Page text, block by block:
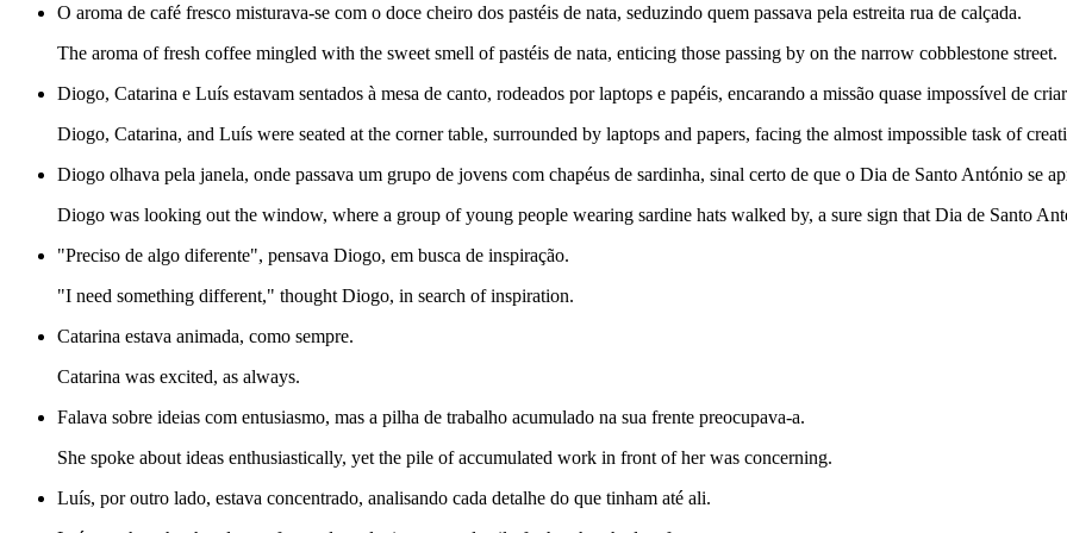
O aroma de café fresco misturava-se com o doce cheiro dos pastéis de nata, seduzindo quem passava pela estreita rua de calçada.
The aroma of fresh coffee mingled with the sweet smell of pastéis de nata, enticing those passing by on the narrow cobblestone street.
Diogo, Catarina e Luís estavam sentados à mesa de canto, rodeados por laptops e papéis, encarando a missão quase impossível de
Diogo, Catarina, and Luís were seated at the corner table, surrounded by laptops and papers, facing the almost impossible task of
Diogo olhava pela janela, onde passava um grupo de jovens com chapéus de sardinha, sinal certo de que o Dia de Santo António se
Diogo was looking out the window, where a group of young people wearing sardine hats walked by, a sure sign that Dia de Santo
"Preciso de algo diferente", pensava Diogo, em busca de inspiração.
"I need something different," thought Diogo, in search of inspiration.
Catarina estava animada, como sempre.
Catarina was excited, as always.
Falava sobre ideias com entusiasmo, mas a pilha de trabalho acumulado na sua frente preocupava-a.
She spoke about ideas enthusiastically, yet the pile of accumulated work in front of her was concerning.
Luís, por outro lado, estava concentrado, analisando cada detalhe do que tinham até ali.